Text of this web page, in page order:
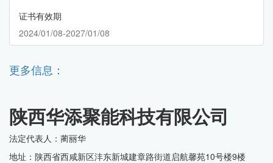
证书有效期
2024/01/08-2027/01/08
更多信息：
陕西华添聚能科技有限公司
法定代表人：蔺丽华
地址：陕西省西咸新区沣东新城建章路街道启航馨苑10号楼9楼